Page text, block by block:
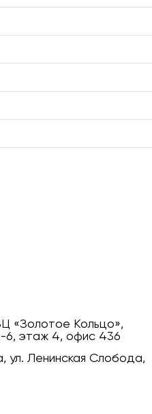
«Золотое Кольцо»,
6, этаж 4, офис 436
ул. Ленинская Слобода,